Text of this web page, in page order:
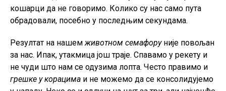
кошарци да не говоримо. Колико су нас само пута
обрадовали, посебно у последњим секундама.
Резултат на нашемживотном семафоруније повољан
за нас. Ипак, утакмица још траје. Спавамо у рекету и
не чуди што нам се одузима лопта. Често правимо и
грешке у корацима и не можемо да се консолидујемо